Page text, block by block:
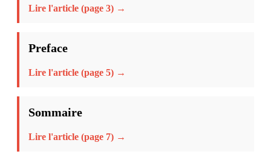
Lire l'article (page 3) →
Preface
Lire l'article (page 5) →
Sommaire
Lire l'article (page 7) →